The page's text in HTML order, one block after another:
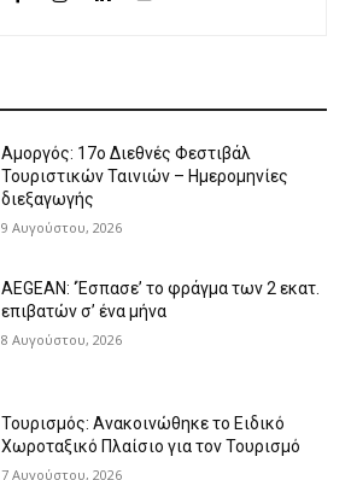
Αμοργός: 17ο Διεθνές Φεστιβάλ
Τουριστικών Ταινιών – Ημερομηνίες
διεξαγωγής
9 Αυγούστου, 2026
AEGEAN: ‘Έσπασε’ το φράγμα των 2 εκατ.
επιβατών σ’ ένα μήνα
8 Αυγούστου, 2026
Τουρισμός: Ανακοινώθηκε το Ειδικό
Χωροταξικό Πλαίσιο για τον Τουρισμό
7 Αυγούστου, 2026